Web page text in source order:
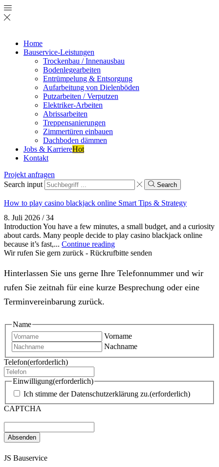
Home
Bauservice-Leistungen
Trockenbau / Innenausbau
Bodenlegearbeiten
Entrümpelung & Entsorgung
Aufarbeitung von Dielenböden
Putzarbeiten / Verputzen
Elektriker-Arbeiten
Abrissarbeiten
Treppensanierungen
Zimmertüren einbauen
Dachboden dämmen
Jobs & KarriereHot
Kontakt
Projekt anfragen
Search input
Search
How to play casino blackjack online Smart Tips & Strategy
8. Juli 2026 / 34
Introduction You have a few minutes, a small budget, and a curiosity
about cards. Many people decide to play casino blackjack online
because it’s fast,... Continue reading
Wir rufen Sie gern zurück - Rückrufbitte senden
Hinterlassen Sie uns gerne Ihre Telefonnummer und wir
rufen Sie zeitnah für eine kurze Besprechung oder eine
Terminvereinbarung zurück.
Name
Vorname
Nachname
Telefon(erforderlich)
Einwilligung(erforderlich)
Ich stimme der Datenschutzerklärung zu.(erforderlich)
CAPTCHA
JS Bauservice